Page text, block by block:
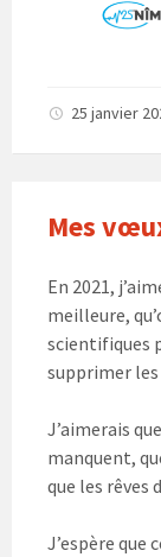
25 janvier
Mes
En 2021,
meilleure,
scientifiques
supprimer
J’aimerais
manquent,
que les rêves
J’espère que